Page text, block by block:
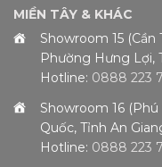
MIỀN TÂY & KHÁC
Showroom 15 (Cần
Phường Hưng Lợi,
Hotline: 0888 223
Showroom 16
Quốc, Tỉnh An
Hotline: 0888 223